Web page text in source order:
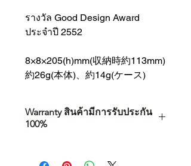
รางวัล Good Design Award
ประจำปี 2552
8×8×205(h)mm(収納時約113mm)
約26g(本体)、約14g(ケース)
Warranty สินค้ามีการรับประกัน
100%
คุณตัดสินใจซื้อ แต่รวมไปถึง